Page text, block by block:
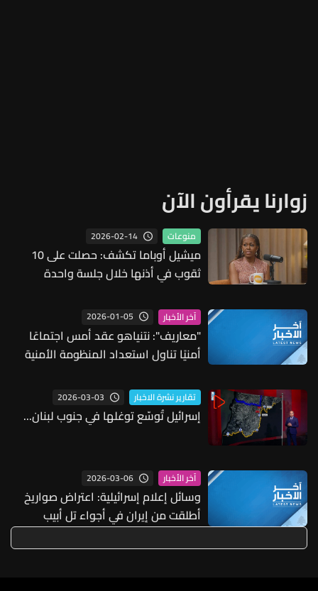
زوارنا يقرأون الآن
منوعات 2026-02-14
ميشيل أوباما تكشف: حصلت على 10
ثقوب في أذنها خلال جلسة واحدة
آخر الأخبار 2026-01-05
"معاريف": نتنياهو عقد أمس اجتماعًا
أمنيًا تناول استعداد المنظومة الأمنية
وغزة
تقارير نشرة الاخبار 2026-03-03
إسرائيل تُوسّع توغلها في جنوب لبنان...
آخر الأخبار 2026-03-06
وسائل إعلام إسرائيلية: اعتراض صواريخ
أطلقت من إيران في أجواء تل أبيب